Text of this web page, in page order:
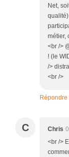
Net,
métier,
<br />
! (le
/>
<br />
Répondre
C Chris
<br />